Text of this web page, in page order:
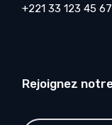
+221 33 123 45 67
Rejoignez